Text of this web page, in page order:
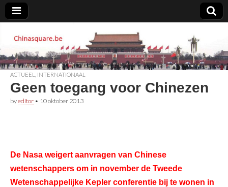
Chinasquare.be
ACTUEEL INTERNATIONAAL
Geen toegang voor Chinezen
byeditor • 10 oktober 2013
De Nasa weigert aanvragen van Chinese
wetenschappers om in november de Tweede
Wetenschappelijke Kepler conferentie bij te wonen in